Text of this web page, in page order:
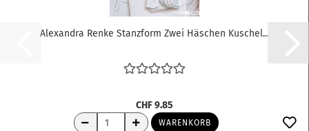
Alexandra Renke Stanzform Zwei Häschen Kuschel...
CHF 9.85
WARENKORB